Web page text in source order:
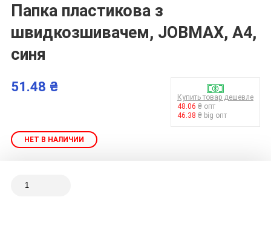
Папка пластикова з
швидкозшивачем, JOBMAX, A4,
синя
51.48 ₴
Купить товар дешевле
48.06 ₴ опт
46.38 ₴ big опт
НЕТ В НАЛИЧИИ